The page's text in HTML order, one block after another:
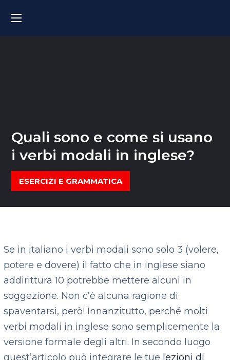
Quali sono e come si usano
i verbi modali in inglese?
ESERCIZI E GRAMMATICA
Se in italiano i verbi modali sono solo 3 (volere,
potere e dovere) il fatto che in inglese siano
addirittura 10 potrebbe mettere alcuni in
soggezione. Non c’è alcuna ragione di
spaventarsi, però! Innanzitutto, perché molti
verbi modali in inglese sono semplicemente la
versione formale degli altri. In secondo luogo
quest’articolo può integrare le tue lezioni di